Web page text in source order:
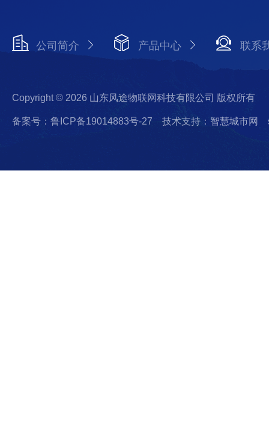
公司简介 产品中心 联系
Copyright © 2026 山东风途物联网科技有限公司 版权所有
备案号：鲁ICP备19014883号-27 技术支持：智慧城市网